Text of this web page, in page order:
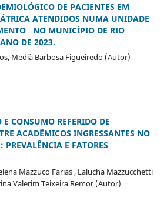
DE PACIENTES EM
ATENDIDOS NUMA UNIDADE
NO MUNICÍPIO DE RIO
DE 2023.
Mediã Barbosa Figueiredo (Autor)
E CONSUMO REFERIDO DE
ACADÊMICOS INGRESSANTES NO
E FATORES
Mazzuco Farias , Lalucha Mazzucchetti
Valerim Teixeira Remor (Autor)